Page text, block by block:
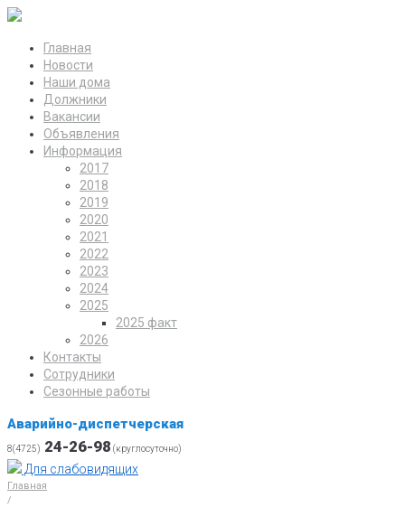
Главная
Новости
Наши дома
Должники
Вакансии
Объявления
Информация
2017
2018
2019
2020
2021
2022
2023
2024
2025
2025 факт
2026
Контакты
Сотрудники
Сезонные работы
Аварийно-диспетчерская
8(4725) 24-26-98 (круглосуточно)
Для слабовидящих
Главная
/